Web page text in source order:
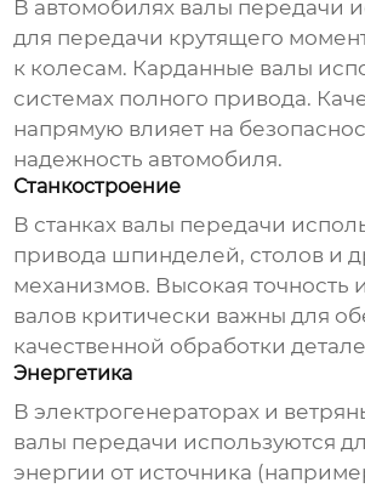
В автомобилях валы передачи
для передачи крутящего
к колесам. Карданные валы
системах полного привода.
напрямую влияет на
надежность автомобиля.
Станкостроение
В станках валы передачи
привода шпинделей, столов и
механизмов. Высокая точность
валов критически важны для
качественной обработки
Энергетика
В электрогенераторах и
валы передачи используются
энергии от источника